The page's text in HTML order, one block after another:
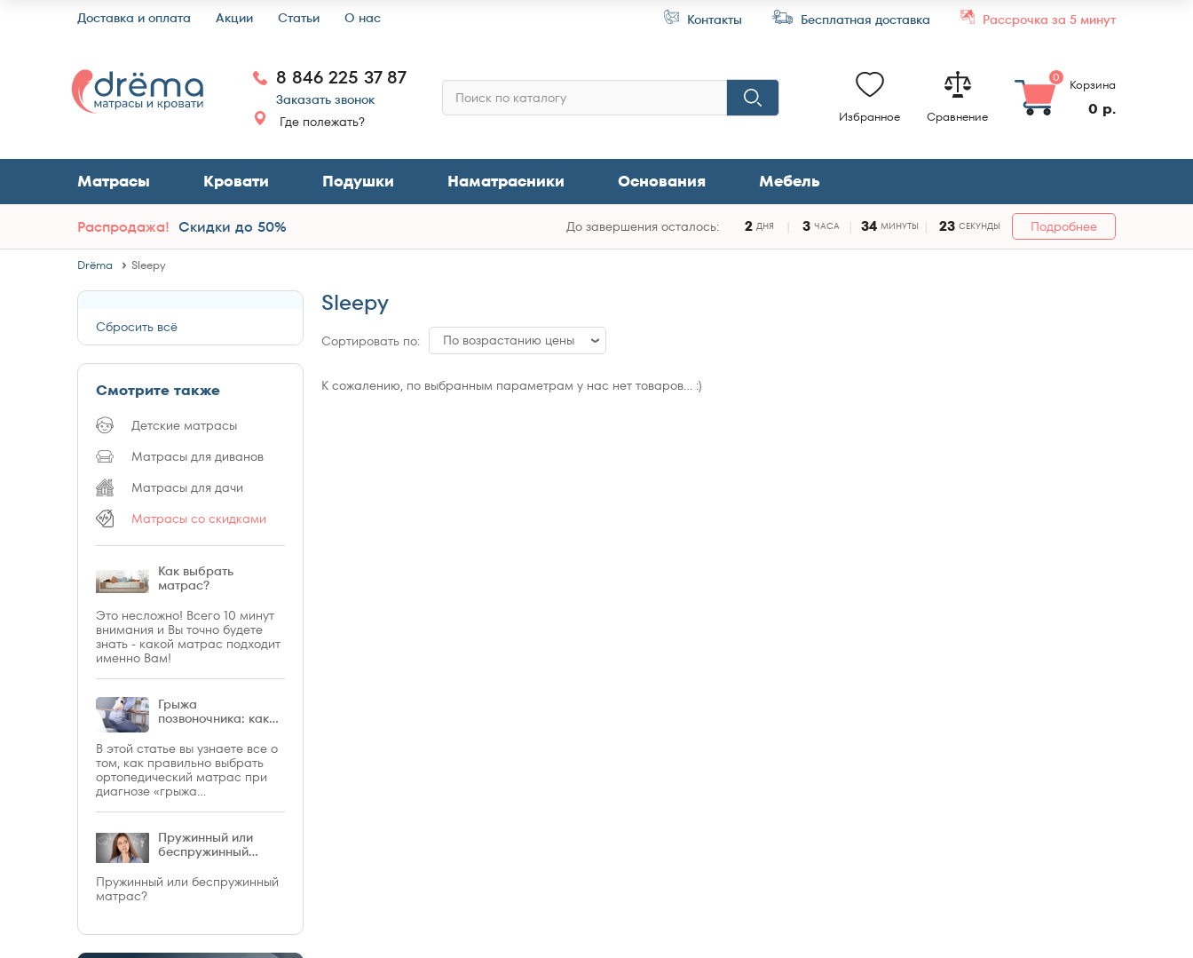
Доставка и оплата Акции Статьи О нас Контакты Бесплатная доставка Рассрочка за 5 минут
8 846 225 37 87
Заказать звонок
Где полежать?
Избранное Сравнение
0 Корзина
0 р.
Матрасы Кровати Подушки Наматрасники Основания Мебель
Распродажа! Скидки до 50% До завершения осталось: 2 ДНЯ 3 ЧАСА 34 МИНУТЫ 22 СЕКУНДЫ Подробнее
Drёma Sleepy
Сбросить всё
Смотрите также
Детские матрасы
Матрасы для диванов
Матрасы для дачи
Матрасы со скидками
Как выбрать
матрас?
Это несложно! Всего 10 минут
внимания и Вы точно будете
знать - какой матрас подходит
именно Вам!
Грыжа
позвоночника: какой
В этой статье вы узнаете все о
том, как правильно выбрать
ортопедический матрас при
диагнозе «грыжа
Пружинный или
беспружинный
Пружинный или беспружинный
матрас?
Sleepy
Сортировать по:
По возрастанию цены
По убыванию цены
К сожалению, по выбранным параметрам у нас нет товаров... :)